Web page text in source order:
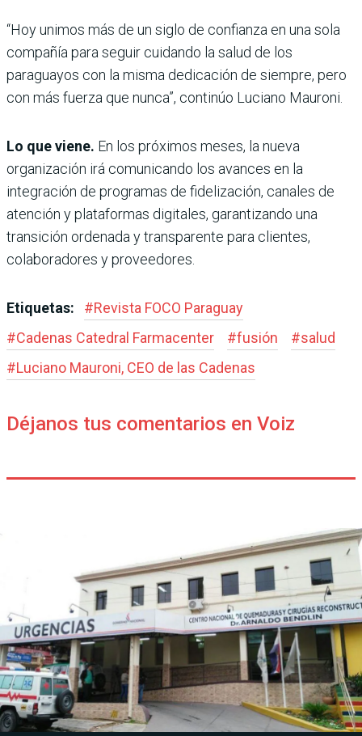
“Hoy unimos más de un siglo de confianza en una sola
compañía para seguir cuidando la salud de los
paraguayos con la misma dedicación de siempre, pero
con más fuerza que nunca”, continúo Luciano Mauroni.
Lo que viene. En los próximos meses, la nueva
organización irá comunicando los avances en la
integración de programas de fidelización, canales de
atención y plataformas digitales, garantizando una
transición ordenada y transparente para clientes,
colaboradores y proveedores.
Etiquetas: #Revista FOCO Paraguay
#Cadenas Catedral Farmacenter #fusión #salud
#Luciano Mauroni, CEO de las Cadenas
Déjanos tus comentarios en Voiz